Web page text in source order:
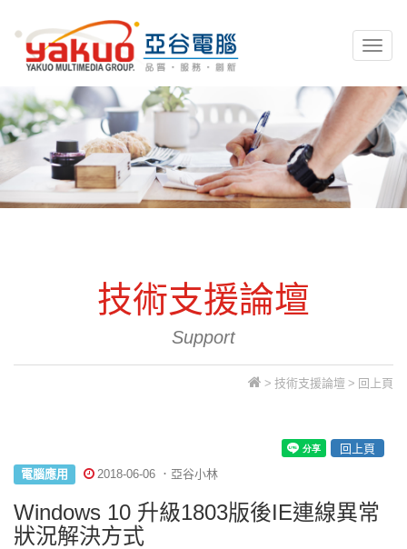
技術支援論壇
Support
> 技術支援論壇 > 回上頁
回上頁
電腦應用
2018-06-06 ．亞谷小林
Windows 10 升級1803版後IE連線異常
狀況解決方式